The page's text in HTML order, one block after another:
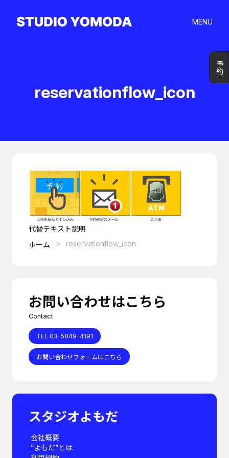
MENU
予約
予約
reservationflow_icon
代替テキスト説明
ホーム
reservationflow_icon
お問い合わせはこちら
Contact
TEL 03-5849-4191
お問い合わせフォームはこちら
スタジオよもだ
会社概要
”よもだ”とは